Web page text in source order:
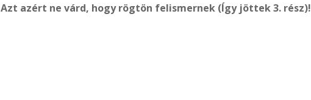
Azt azért ne várd, hogy rögtön felismernek (Így jöttek 3. rész)!